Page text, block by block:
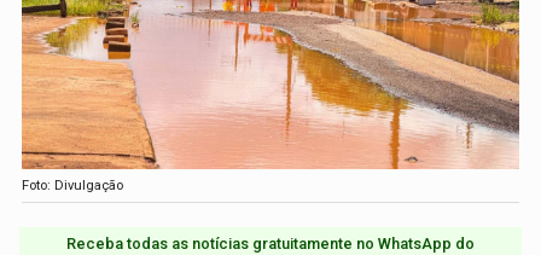
Foto: Divulgação
Receba todas as notícias gratuitamente no WhatsApp do